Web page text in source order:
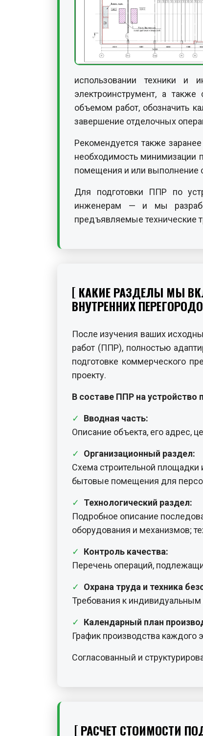
использовании техники и
электроинструмент, а
объемом работ, обозначить
завершение отделочных
Рекомендуется также
необходимость минимизации
помещения и или выполнение
Для подготовки ППР по
инженерам — и мы
предъявляемые технические
КАКИЕ РАЗДЕЛЫ МЫ
ВНУТРЕННИХ
После изучения ваших
работ (ППР), полностью
подготовке коммерческого
проекту.
В составе ППР на
Вводная часть:
Описание объекта, его адрес,
Организационный раздел:
Схема строительной
бытовые помещения для
Технологический раздел:
Подробное описание
оборудования и механизмов;
Контроль качества:
Перечень операций,
Охрана труда и техника
Требования к индивидуальным
Календарный план
График производства каждого
Согласованный и
РАСЧЕТ СТОИМОСТИ